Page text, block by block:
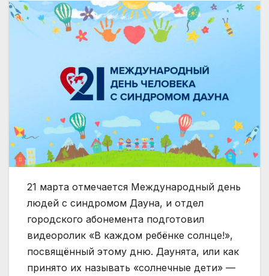
21 марта отмечается Международный день
людей с синдромом Дауна, и отдел
городского абонемента подготовил
видеоролик «В каждом ребёнке солнце!»,
посвящённый этому дню. Даунята, или как
принято их называть «солнечные дети» —